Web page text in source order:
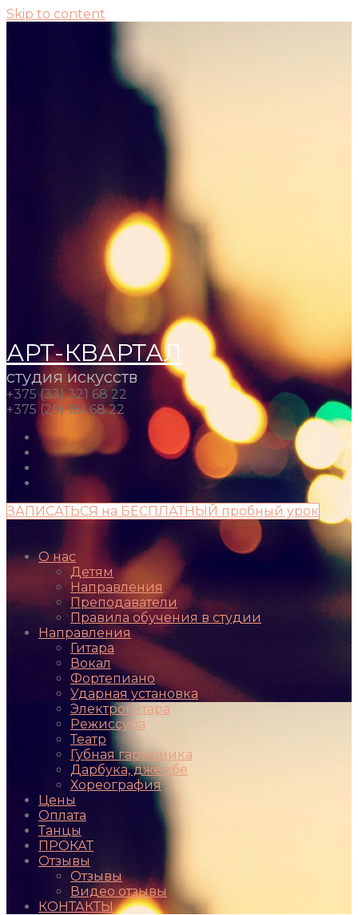
Skip to content
АРТ-КВАРТАЛ
студия искусств
+375 (33) 321 68 22
+375 (29) 181 68 22
ЗАПИСАТЬСЯ на БЕСПЛАТНЫЙ пробный урок
О нас
Детям
Направления
Преподаватели
Правила обучения в студии
Направления
Гитара
Вокал
Фортепиано
Ударная установка
Электрогитара
Режиссура
Театр
Губная гармоника
Дарбука, джембе
Хореография
Цены
Оплата
Танцы
ПРОКАТ
Отзывы
Отзывы
Видео отзывы
КОНТАКТЫ